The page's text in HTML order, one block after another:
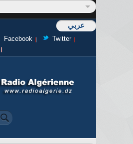
عربي
Facebook
Twitter
de recherche